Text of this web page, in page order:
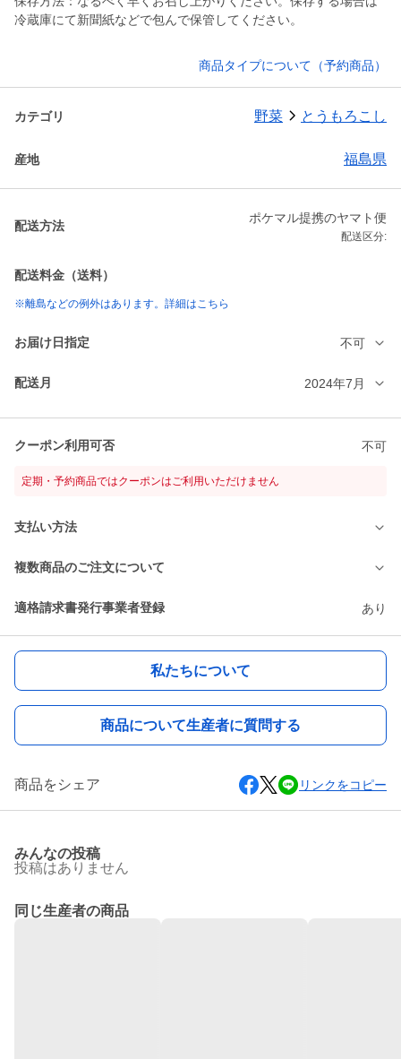
冷蔵庫にて新聞紙などで包んで保管してください。
商品タイプについて（予約商品）
カテゴリ 野菜 とうもろこし
産地 福島県
配送方法
ポケマル提携のヤマト便
配送区分:
配送料金（送料）
※離島などの例外はあります。詳細はこちら
お届け日指定 不可
配送月 2024年7月
クーポン利用可否 不可
定期・予約商品ではクーポンはご利用いただけません
支払い方法
複数商品のご注文について
適格請求書発行事業者登録 あり
私たちについて
商品について生産者に質問する
商品をシェア リンクをコピー
みんなの投稿
投稿はありません
同じ生産者の商品